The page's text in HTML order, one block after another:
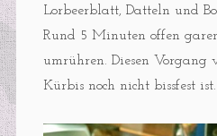
Lorbeerblatt, Datteln und
Rund 5 Minuten offen
umrühren. Diesen Vorgang
Kürbis noch nicht bissfest ist.